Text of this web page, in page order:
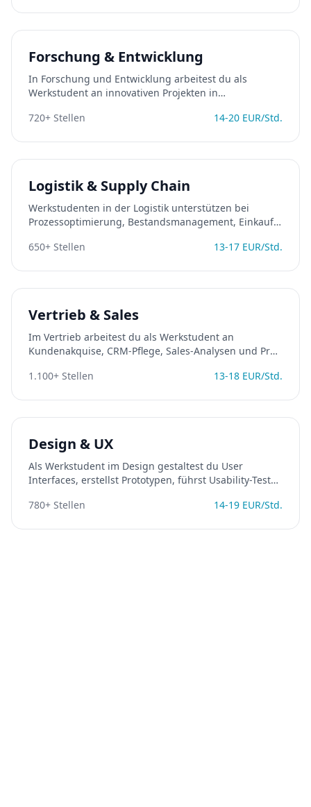
Forschung & Entwicklung
In Forschung und Entwicklung arbeitest du als
Werkstudent an innovativen Projekten in
für MINT-Studierende, die Theorie und Praxis
720+ Stellen 14-20 EUR/Std.
Logistik & Supply Chain
Werkstudenten in der Logistik unterstützen bei
Prozessoptimierung, Bestandsmanagement, Einkauf
wachsender Bedeutung und vielen Karrierechancen.
650+ Stellen 13-17 EUR/Std.
Vertrieb & Sales
Im Vertrieb arbeitest du als Werkstudent an
Kundenakquise, CRM-Pflege, Sales-Analysen und Pre-
Studierende mit Unternehmergeist.
1.100+ Stellen 13-18 EUR/Std.
Design & UX
Als Werkstudent im Design gestaltest du User
Interfaces, erstellst Prototypen, führst Usability-Tests
Studierende mit kreativer Ader und technischem
780+ Stellen 14-19 EUR/Std.